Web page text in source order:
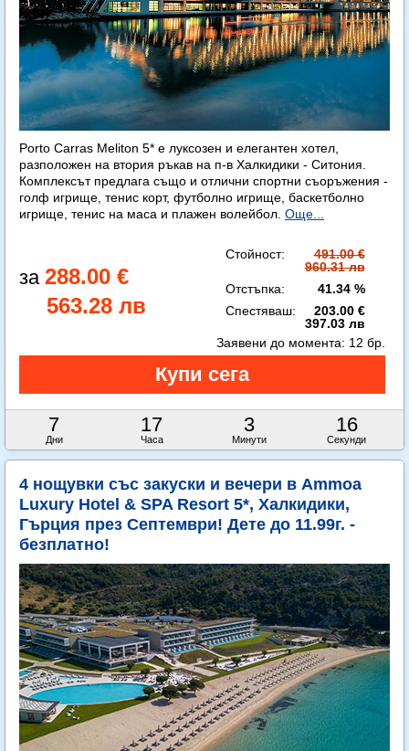
Porto Carras Meliton 5* е луксозен и елегантен хотел,
разположен на втория ръкав на п-в Халкидики - Ситония.
Комплексът предлага също и отлични спортни съоръжения -
голф игрище, тенис корт, футболно игрище, баскетболно
игрище, тенис на маса и плажен волейбол. Още...
288.00 €
563.28 лв
Стойност:
491.00 €
960.31 лв
Отстъпка:
41.34 %
Спестяваш:
203.00 €
397.03 лв
7
Дни
17
Часа
3
Минути
14
Секунди
Заявени до момента: 12 бр.
4 нощувки със закуски и вечери в Ammoa
Luxury Hotel & SPA Resort 5*, Халкидики,
Гърция през Септември! Дете до 11.99г. -
безплатно!